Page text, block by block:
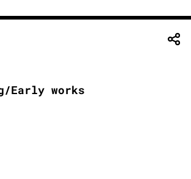
Early works